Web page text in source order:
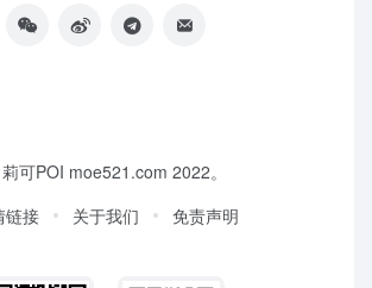
莉可POI moe521.com 2022。
链接
关于我们 免责声明